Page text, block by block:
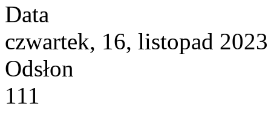
Data
czwartek, 16, listopad 2023
Odsłon
111